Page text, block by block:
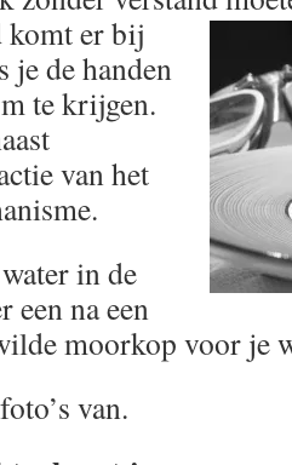
komt er bij
je de handen
te krijgen.
van het
in de
een na een
moorkop voor je
van.